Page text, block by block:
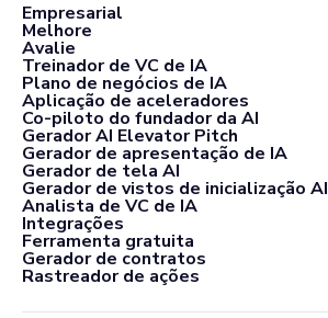
Empresarial
Melhore
Avalie
Treinador de VC de IA
Plano de negócios de IA
Aplicação de aceleradores
Co-piloto do fundador da AI
Gerador AI Elevator Pitch
Gerador de apresentação de IA
Gerador de tela AI
Gerador de vistos de inicialização AI
Analista de VC de IA
Integrações
Ferramenta gratuita
Gerador de contratos
Rastreador de ações